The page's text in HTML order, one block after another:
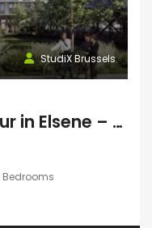
StudiX Brussels
Studentenkoten te huur in Elsene – Residentie StudiX
Bedrooms